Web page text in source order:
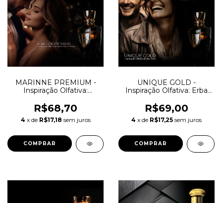
MARINNE PREMIUM -
Inspiração Olfativa:
R$68,70
4 x de R$17,18 sem juros
COMPRAR
UNIQUE GOLD -
Inspiração Olfativa: Erba
R$69,00
4 x de R$17,25 sem juros
COMPRAR